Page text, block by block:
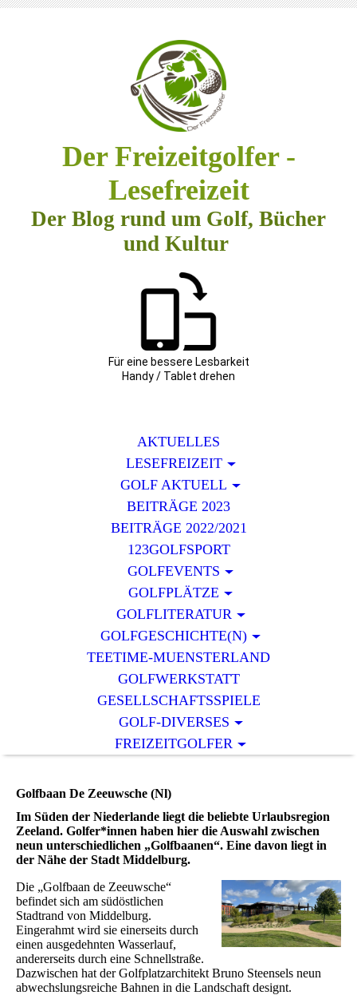
Der Freizeitgolfer -
Lesefreizeit
Der Blog rund um Golf, Bücher
und Kultur
Für eine bessere Lesbarkeit
Handy / Tablet drehen
AKTUELLES
LESEFREIZEIT
GOLF AKTUELL
BEITRÄGE 2023
BEITRÄGE 2022/2021
123GOLFSPORT
GOLFEVENTS
GOLFPLÄTZE
GOLFLITERATUR
GOLFGESCHICHTE(N)
TEETIME-MUENSTERLAND
GOLFWERKSTATT
GESELLSCHAFTSSPIELE
GOLF-DIVERSES
FREIZEITGOLFER
Golfbaan De Zeeuwsche (Nl)
Im Süden der Niederlande liegt die beliebte Urlaubsregion
Zeeland. Golfer*innen haben hier die Auswahl zwischen
neun unterschiedlichen „Golfbaanen“. Eine davon liegt in
der Nähe der Stadt Middelburg.
Die „Golfbaan de Zeeuwsche“
befindet sich am südöstlichen
Stadtrand von Middelburg.
Eingerahmt wird sie einerseits durch
einen ausgedehnten Wasserlauf,
andererseits durch eine Schnellstraße.
Dazwischen hat der Golfplatzarchitekt Bruno Steensels neun
abwechslungsreiche Bahnen in die Landschaft designt.